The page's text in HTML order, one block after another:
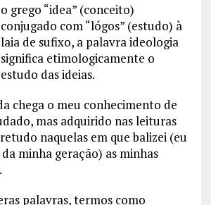
o grego “idea” (conceito)
conjugado com “lógos” (estudo) à
laia de sufixo, a palavra ideologia
significa etimologicamente o
estudo das ideias.
chega o meu conhecimento de
mas adquirido nas leituras
naquelas em que balizei (eu
minha geração) as minhas
palavras, termos como